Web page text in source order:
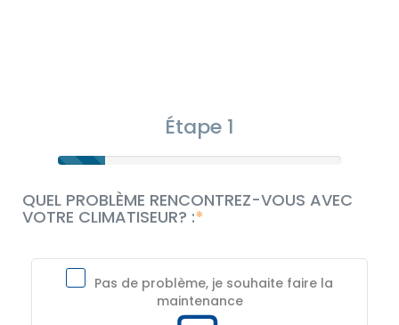
Étape 1
QUEL PROBLÈME RENCONTREZ-VOUS AVEC
VOTRE CLIMATISEUR? :
Pas de problème, je souhaite faire la
maintenance